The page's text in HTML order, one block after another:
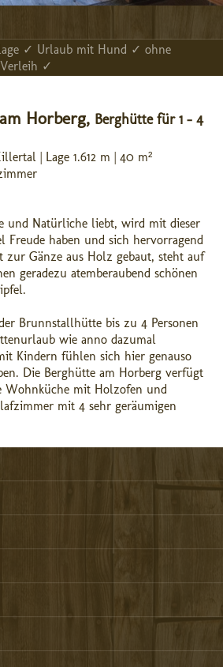
✓ Urlaub mit Hund ✓ ohne
✓
Horberg, Berghütte für 1 - 4
| Lage 1.612 m | 40 m²
und Natürliche liebt, wird mit dieser
haben und sich hervorragend
zur Gänze aus Holz gebaut, steht auf
geradezu atemberaubend schönen
Brunnstallhütte bis zu 4 Personen
wie anno dazumal
Kindern fühlen sich hier genauso
Die Berghütte am Horberg verfügt
Wohnküche mit Holzofen und
mit 4 sehr geräumigen